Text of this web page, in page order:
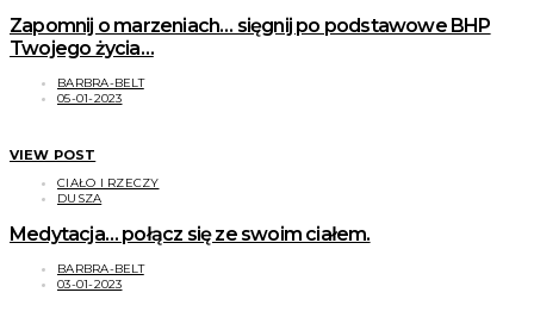
Zapomnij o marzeniach… sięgnij po podstawowe BHP
Twojego życia…
BARBRA-BELT
05-01-2023
VIEW POST
CIAŁO I RZECZY
DUSZA
Medytacja… połącz się ze swoim ciałem.
BARBRA-BELT
03-01-2023